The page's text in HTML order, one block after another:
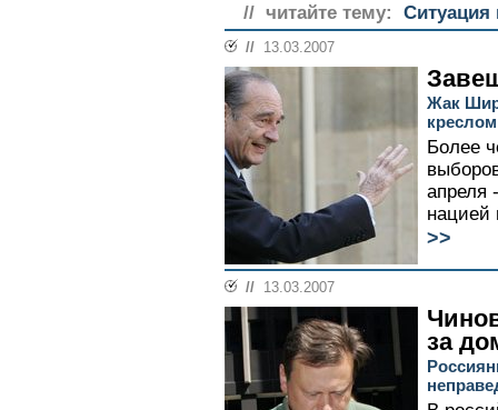
// читайте тему: Ситуация
// 13.03.2007
Жак
креслом
Более
апреля
нацией
>>
// 13.03.2007
за